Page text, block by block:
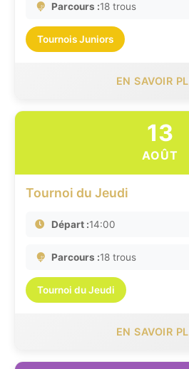
Parcours :18 trous
Tournois Juniors
EN SAVOIR
13
AOÛT
Tournoi du Jeudi
Départ :14:00
Parcours :18 trous
Tournoi du Jeudi
EN SAVOIR